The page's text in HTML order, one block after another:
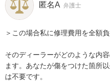
匿名A 弁護士
＞この場合私に修理費用を全額
そのディーラーがどのような内
ます。あなたが傷をつけた箇所
は不要です。